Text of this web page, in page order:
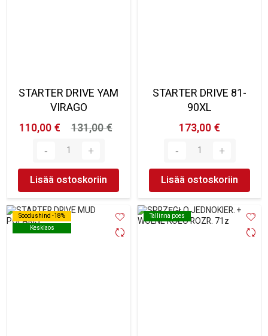
STARTER DRIVE YAM
VIRAGO
110,00 €
131,00 €
Lisää ostoskoriin
STARTER DRIVE 81-
90XL
173,00 €
Lisää ostoskoriin
Soodushind -18%
Kesklaos
Soodushind -18%
Kesklaos
Tallinna poes
Tallinna poes